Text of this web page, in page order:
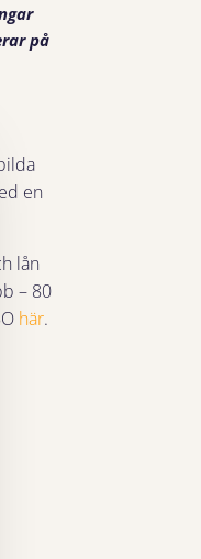
på
en
lån
– 80
här.